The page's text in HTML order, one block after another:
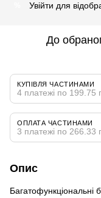
Увійти для
До
КУПІВЛЯ ЧАСТИНАМИ
4 платежі по 199.75
ОПЛАТА ЧАСТИНАМИ
3 платежі по 266.33
Опис
Багатофункціональні